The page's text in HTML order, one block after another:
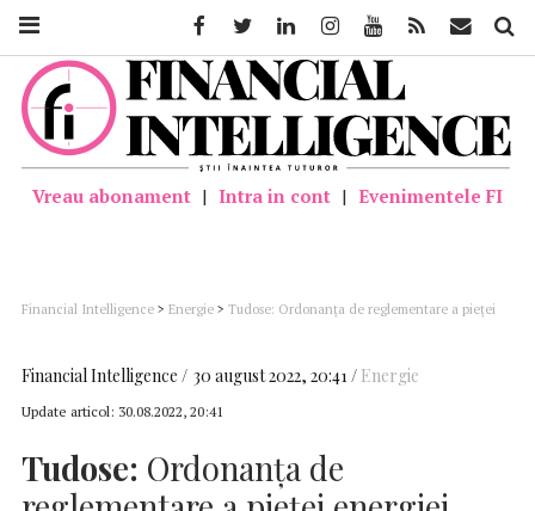
Vreau abonament | Intra in cont | Evenimentele FI
Financial Intelligence > Energie > Tudose: Ordonanţa de reglementare a pieţei
Financial Intelligence 30 august 2022, 20:41 Energie
Update articol: 30.08.2022, 20:41
Tudose: Ordonanţa de
FacebookTwitter LinkedinInstagramYoutube Feed Mail